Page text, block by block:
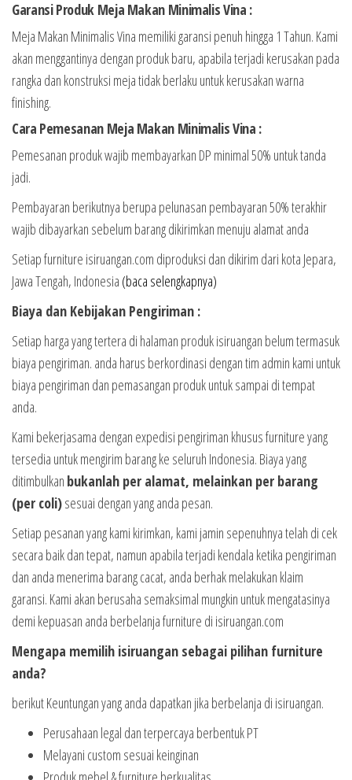
Garansi Produk Meja Makan Minimalis Vina :
Meja Makan Minimalis Vina memiliki garansi penuh hingga 1 Tahun. Kami
akan menggantinya dengan produk baru, apabila terjadi kerusakan pada
rangka dan konstruksi meja tidak berlaku untuk kerusakan warna
finishing.
Cara Pemesanan Meja Makan Minimalis Vina :
Pemesanan produk wajib membayarkan DP minimal 50% untuk tanda
jadi.
Pembayaran berikutnya berupa pelunasan pembayaran 50% terakhir
wajib dibayarkan sebelum barang dikirimkan menuju alamat anda
Setiap furniture isiruangan.com diproduksi dan dikirim dari kota Jepara,
Jawa Tengah, Indonesia (baca selengkapnya)
Biaya dan Kebijakan Pengiriman :
Setiap harga yang tertera di halaman produk isiruangan belum termasuk
biaya pengiriman. anda harus berkordinasi dengan tim admin kami untuk
biaya pengiriman dan pemasangan produk untuk sampai di tempat
anda.
Kami bekerjasama dengan expedisi pengiriman khusus furniture yang
tersedia untuk mengirim barang ke seluruh Indonesia. Biaya yang
ditimbulkan bukanlah per alamat, melainkan per barang
(per coli)sesuai dengan yang anda pesan.
Setiap pesanan yang kami kirimkan, kami jamin sepenuhnya telah di cek
secara baik dan tepat, namun apabila terjadi kendala ketika pengiriman
dan anda menerima barang cacat, anda berhak melakukan klaim
garansi. Kami akan berusaha semaksimal mungkin untuk mengatasinya
demi kepuasan anda berbelanja furniture di isiruangan.com
Mengapa memilih isiruangan sebagai pilihan furniture
anda?
berikut Keuntungan yang anda dapatkan jika berbelanja di isiruangan.
Perusahaan legal dan terpercaya berbentuk PT
Melayani custom sesuai keinginan